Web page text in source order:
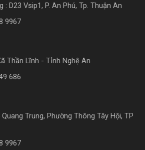
: D23 Vsip1, P. An Phú, Tp. Thuận An
9967
Thần Lĩnh - Tỉnh Nghệ An
686
Trung, Phường Thông Tây Hội, TP
9967